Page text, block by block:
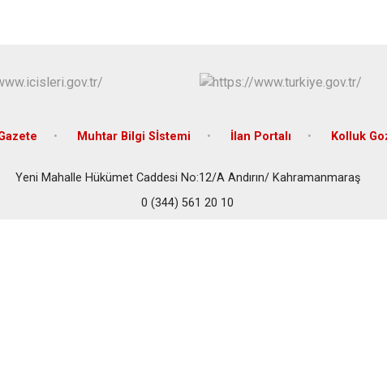
Muhtar Bilgi Sİstemi İlan Portalı Kolluk
Yeni Mahalle Hükümet Caddesi No:12/A Andırın/ Kahramanmaraş
0 (344) 561 20 10